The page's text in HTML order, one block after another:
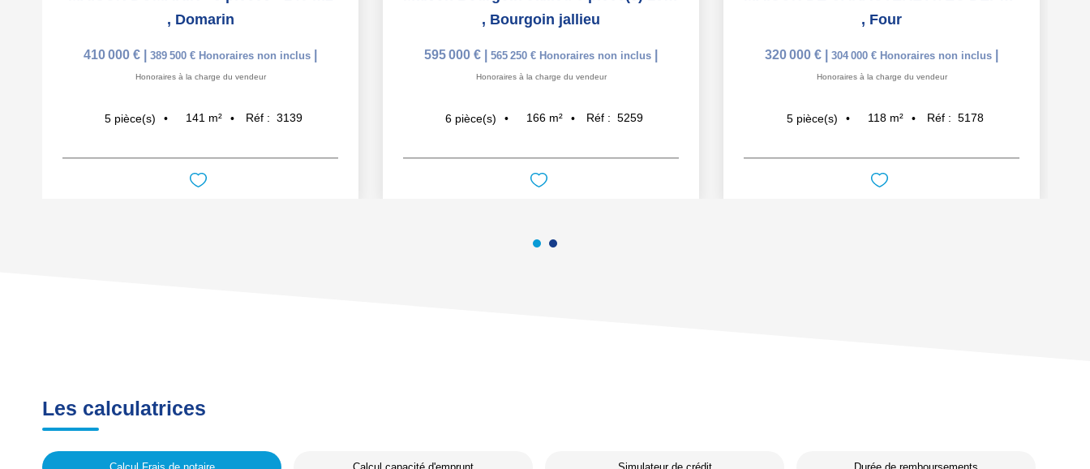
, Domarin
410 000 € 389 500 € Honoraires non inclus
Honoraires à la charge du vendeur
5 pièce(s) 141 m² Réf : 3139
, Bourgoin jallieu
595 000 € 565 250 € Honoraires non inclus
Honoraires à la charge du vendeur
6 pièce(s) 166 m² Réf : 5259
, Four
320 000 € 304 000 € Honoraires non inclus
Honoraires à la charge du vendeur
5 pièce(s) 118 m² Réf : 5178
Les calculatrices